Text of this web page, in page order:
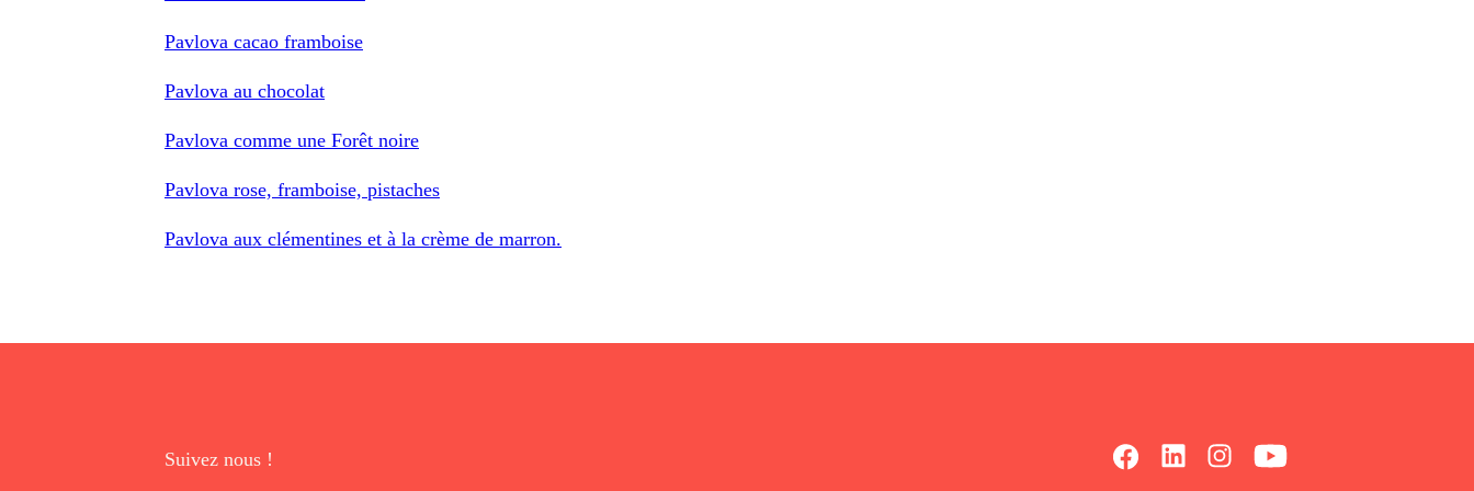
Pavlova cacao framboise
Pavlova au chocolat
Pavlova comme une Forêt noire
Pavlova rose, framboise, pistaches
Pavlova aux clémentines et à la crème de marron.
Suivez nous !